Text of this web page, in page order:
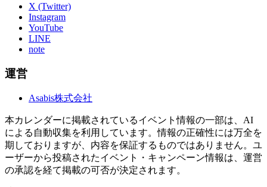
X (Twitter)
Instagram
YouTube
LINE
note
運営
Asabis株式会社
本カレンダーに掲載されているイベント情報の一部は、AI
による自動収集を利用しています。情報の正確性には万全を
期しておりますが、内容を保証するものではありません。ユ
ーザーから投稿されたイベント・キャンペーン情報は、運営
の承認を経て掲載の可否が決定されます。